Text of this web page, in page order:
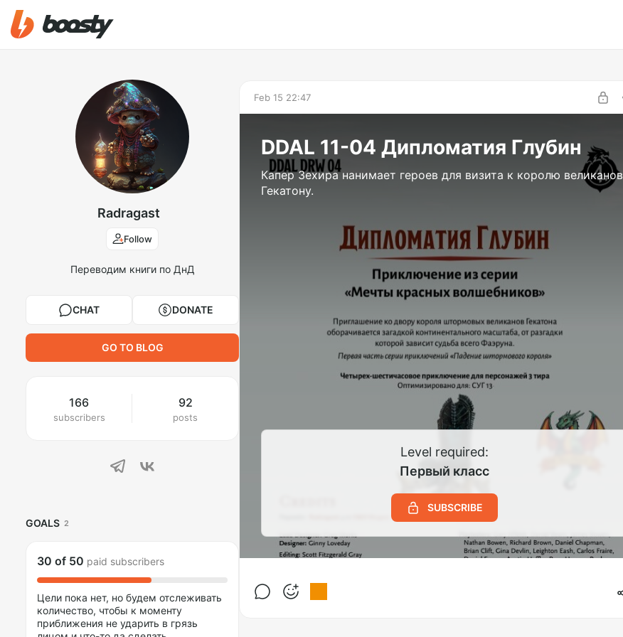
Radragast
Follow
Переводим книги по ДнД
CHAT DONATE
GO TO BLOG
166
subscribers
92
posts
GOALS 2
30 of 50 paid subscribers
Цели пока нет, но будем отслеживать
количество, чтобы к моменту
приближения не ударить в грязь
Feb 15 22:47
DDAL 11-04 Дипломатия Глубин
Капер Зехира нанимает героев для визита к королю великанов
Гекатону.
Level required:
Первый класс
SUBSCRIBE